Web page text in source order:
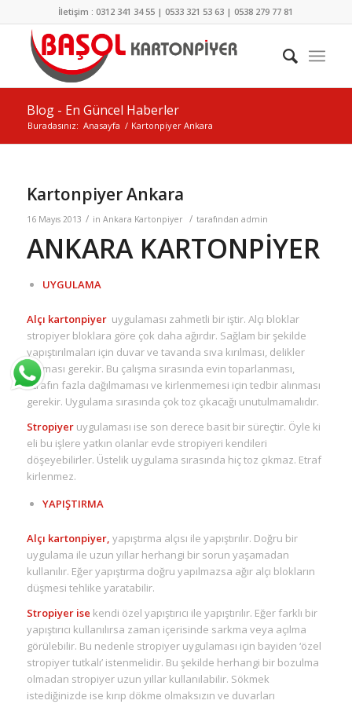
İletişim : 0312 341 34 55 | 0533 321 53 63 | 0538 279 77 81
Blog - En Güncel Haberler
Buradasınız: Anasayfa / Kartonpiyer Ankara
Kartonpiyer Ankara
16 Mayıs 2013 / in Ankara Kartonpiyer / tarafından admin
ANKARA KARTONPİYER
UYGULAMA
Alçı kartonpiyeruygulaması zahmetli bir iştir. Alçı bloklar
stropiyer bloklara göre çok daha ağırdır. Sağlam bir şekilde
yapıştırılmaları için duvar ve tavanda sıva kırılması, delikler
açılması gerekir. Bu çalışma sırasında evin toparlanması,
etrafın fazla dağılmaması ve kirlenmemesi için tedbir alınması
gerekir. Uygulama sırasında çok toz çıkacağı unutulmamalıdır.
Stropiyeruygulaması ise son derece basit bir süreçtir. Öyle ki
eli bu işlere yatkın olanlar evde stropiyeri kendileri
döşeyebilirler. Üstelik uygulama sırasında hiç toz çıkmaz. Etraf
kirlenmez.
YAPIŞTIRMA
Alçı kartonpiyer, yapıştırma alçısı ile yapıştırılır. Doğru bir
uygulama ile uzun yıllar herhangi bir sorun yaşamadan
kullanılır. Eğer yapıştırma doğru yapılmazsa ağır alçı blokların
düşmesi tehlike yaratabilir.
Stropiyer ise kendi özel yapıştırıcı ile yapıştırılır. Eğer farklı bir
yapıştırıcı kullanılırsa zaman içerisinde sarkma veya açılma
görülebilir. Bu nedenle stropiyer uygulaması için bayiden ‘özel
stropiyer tutkalı’ istenmelidir. Bu şekilde herhangi bir bozulma
olmadan stropiyer uzun yıllar kullanılabilir. Sökmek
istediğinizde ise kırıp dökme olmaksızın ve duvarları